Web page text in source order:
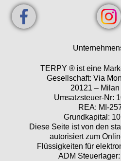
TERPY ® ist eine
Gesellschaft: Via
20121 –
Umsatzsteuer-Nr:
REA: MI-
Grundkapital:
Diese Seite ist von den
autorisiert zum
Flüssigkeiten für
ADM